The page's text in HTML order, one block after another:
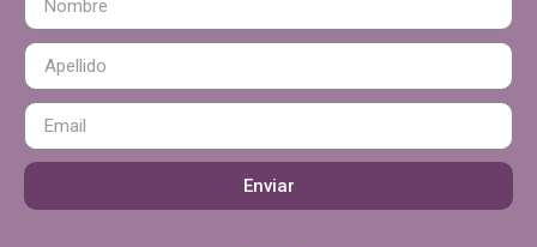
Enviar